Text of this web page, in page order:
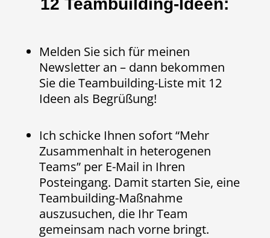
12 Teambuilding-Ideen:
Melden Sie sich für meinen
Newsletter an – dann bekommen
Sie die Teambuilding-Liste mit 12
Ideen als Begrüßung!
Ich schicke Ihnen sofort “Mehr
Zusammenhalt in heterogenen
Teams” per E-Mail in Ihren
Posteingang. Damit starten Sie, eine
Teambuilding-Maßnahme
auszusuchen, die Ihr Team
gemeinsam nach vorne bringt.